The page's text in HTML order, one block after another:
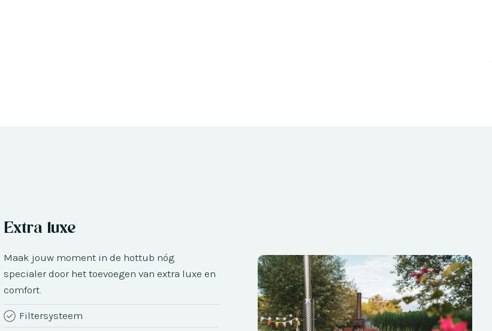
Extra luxe
Maak jouw moment in de hottub nóg
specialer door het toevoegen van extra luxe en
comfort.
Filtersysteem